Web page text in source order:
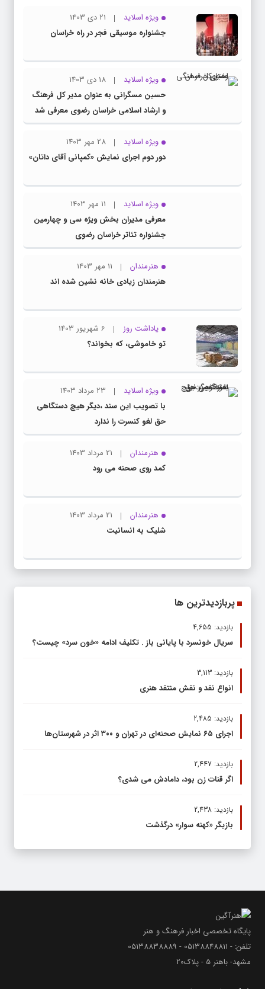
ویژه اسلاید
21 دی 1403
جشنواره موسیقی فجر در راه خراسان
ویژه اسلاید
18 دی 1403
حسین مسگرانی به عنوان مدیر کل فرهنگ
و ارشاد اسلامی خراسان رضوی معرفی شد
ویژه اسلاید
28 مهر 1403
دور دوم اجرای نمایش «کمپانی آقای داتان»
ویژه اسلاید
11 مهر 1403
معرفی مدیران بخش ویژه سی و چهارمین
جشنواره تئاتر خراسان رضوی
هنرمندان
11 مهر 1403
هنرمندان زیادی خانه نشین شده اند
یاداشت روز
6 شهریور 1403
تو خاموشی، که بخواند؟
ویژه اسلاید
23 مرداد 1403
با تصویب این سند ،دیگر هیچ دستگاهی
حق لغو کنسرت را ندارد
هنرمندان
21 مرداد 1403
کمد روی صحنه می رود
هنرمندان
21 مرداد 1403
شلیک به انسانیت
پربازدیدترین ها
بازدید: 4,655
سریال خونسرد با پایانی باز . تکلیف ادامه «خون سرد» چیست؟
بازدید: 3,113
انواع نقد و نقش منتقد هنری
بازدید: 2,485
اجرای ۶۵ نمایش صحنه‌ای در تهران و ۳۰۰ اثر در شهرستان‌ها
بازدید: 2,447
اگر قنات زن بود، دامادش می شدی؟
بازدید: 2,438
بازیگر «کهنه سوار» درگذشت
پایگاه تخصصی اخبار فرهنگ و هنر
تلفن: - 05138848811 - 05138838889
مشهد- باهنر 5 - پلاک20